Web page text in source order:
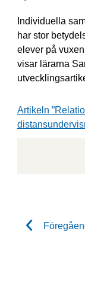
Individuella
har stor
elever på
visar lärarna
Artikeln